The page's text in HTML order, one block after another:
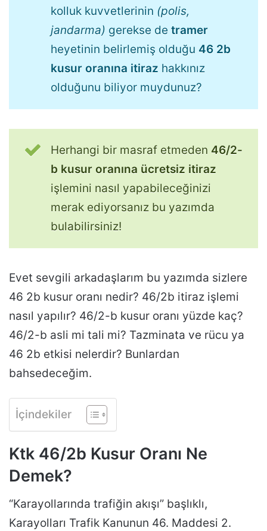
kolluk kuvvetlerinin (polis,
jandarma) gerekse de tramer
heyetinin belirlemiş olduğu 46 2b
kusur oranına itiraz hakkınız
olduğunu biliyor muydunuz?
Herhangi bir masraf etmeden 46/2-
b kusur oranına ücretsiz itiraz
işlemini nasıl yapabileceğinizi
merak ediyorsanız bu yazımda
bulabilirsiniz!
Evet sevgili arkadaşlarım bu yazımda sizlere
46 2b kusur oranı nedir? 46/2b itiraz işlemi
nasıl yapılır? 46/2-b kusur oranı yüzde kaç?
46/2-b asli mi tali mi? Tazminata ve rücu ya
46 2b etkisi nelerdir? Bunlardan
bahsedeceğim.
İçindekiler
Ktk 46/2b Kusur Oranı Ne
Demek?
“Karayollarında trafiğin akışı” başlıklı,
Karayolları Trafik Kanunun 46. Maddesi 2.